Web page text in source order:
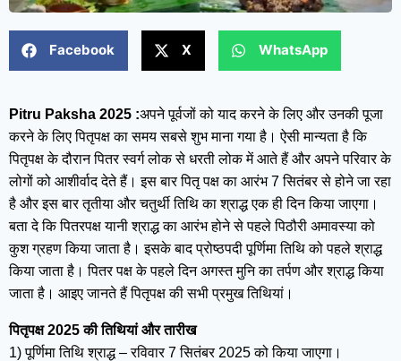
Facebook X WhatsApp
Pitru Paksha 2025 :अपने पूर्वजों को याद करने के लिए और उनकी पूजा
करने के लिए पितृपक्ष का समय सबसे शुभ माना गया है। ऐसी मान्यता है कि
पितृपक्ष के दौरान पितर स्वर्ग लोक से धरती लोक में आते हैं और अपने परिवार के
लोगों को आशीर्वाद देते हैं। इस बार पितृ पक्ष का आरंभ 7 सितंबर से होने जा रहा
है और इस बार तृतीया और चतुर्थी तिथि का श्राद्ध एक ही दिन किया जाएगा।
बता दे कि पितरपक्ष यानी श्राद्ध का आरंभ होने से पहले पिठौरी अमावस्या को
कुश ग्रहण किया जाता है। इसके बाद प्रोष्ठपदी पूर्णिमा तिथि को पहले श्राद्ध
किया जाता है। पितर पक्ष के पहले दिन अगस्त मुनि का तर्पण और श्राद्ध किया
जाता है। आइए जानते हैं पितृपक्ष की सभी प्रमुख तिथियां।
पितृपक्ष 2025 की तिथियां और तारीख
1) पूर्णिमा तिथि श्राद्ध – रविवार 7 सितंबर 2025 को किया जाएगा।